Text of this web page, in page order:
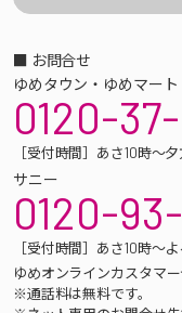
■ お問合せ
ゆめタウン・ゆめマート
0120-
［受付時間］あさ10時～
サニー
0120-
［受付時間］あさ10時～
ゆめオンラインカスタマ
※通話料は無料です。